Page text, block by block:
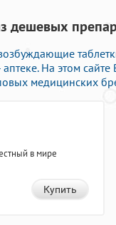
дешевых
На этом
медицинских
в мире
Купить